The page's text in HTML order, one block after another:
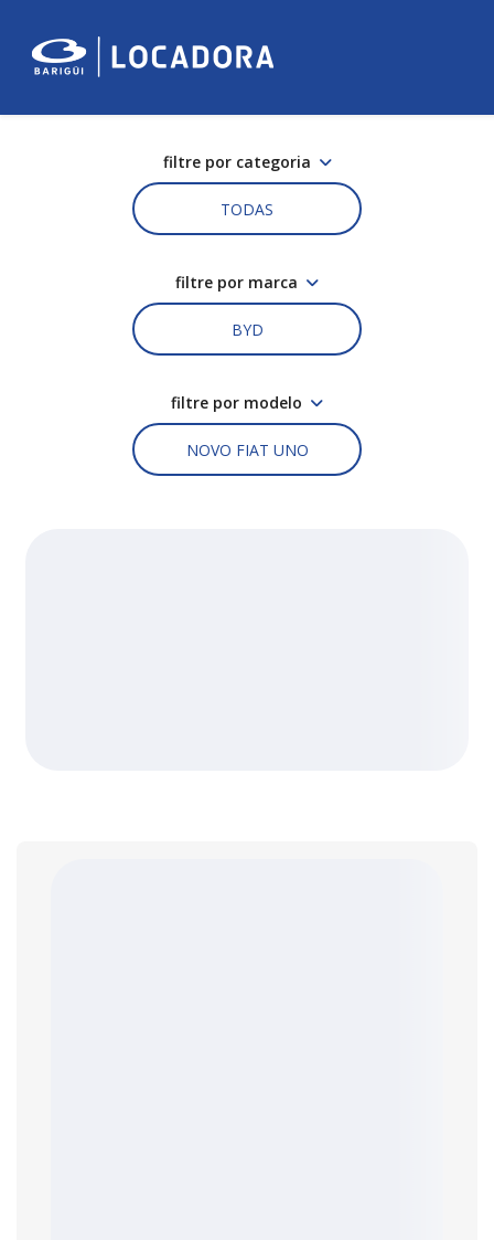
filtre por categoria
TODAS
filtre por marca
BYD
filtre por modelo
NOVO FIAT UNO